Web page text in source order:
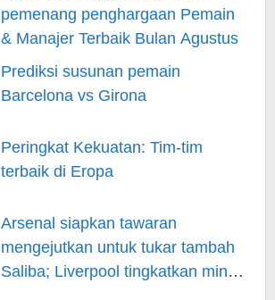
pemenang penghargaan Pemain
& Manajer Terbaik Bulan Agustus
Prediksi susunan pemain
Barcelona vs Girona
Peringkat Kekuatan: Tim-tim
terbaik di Eropa
Arsenal siapkan tawaran
mengejutkan untuk tukar tambah
Saliba; Liverpool tingkatkan minat